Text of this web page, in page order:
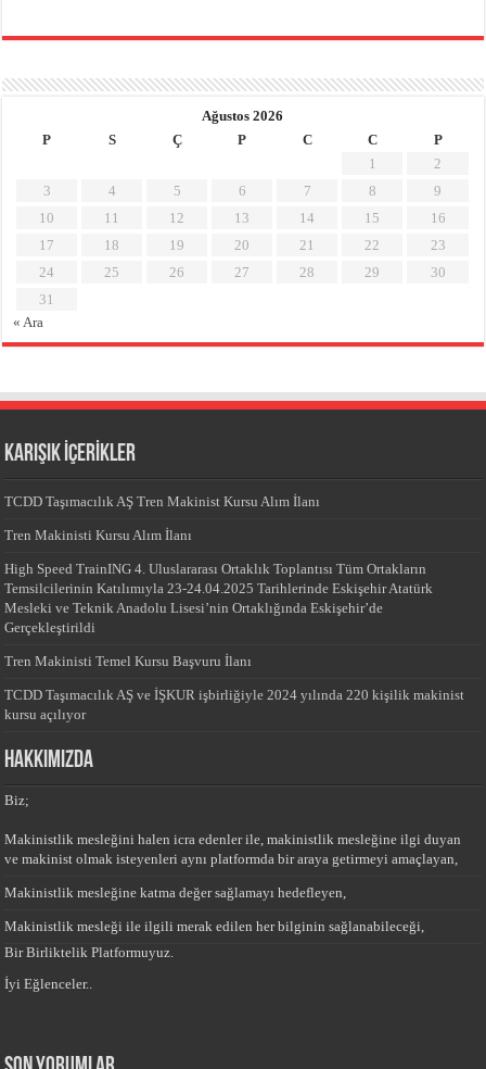
Ağustos 2026
P
S Ç P C C
P
1
2
3
4 5 6 7 8
9
10
11 12 13 14 15
16
17
18 19 20 21 22
23
24
25 26 27 28 29
30
31
« Ara
KARIŞIK İÇERİKLER
TCDD Taşımacılık AŞ Tren Makinist Kursu Alım İlanı
Tren Makinisti Kursu Alım İlanı
High Speed TrainING 4. Uluslararası Ortaklık Toplantısı Tüm Ortakların
Temsilcilerinin Katılımıyla 23-24.04.2025 Tarihlerinde Eskişehir Atatürk
Mesleki ve Teknik Anadolu Lisesi’nin Ortaklığında Eskişehir’de
Gerçekleştirildi
Tren Makinisti Temel Kursu Başvuru İlanı
TCDD Taşımacılık AŞ ve İŞKUR işbirliğiyle 2024 yılında 220 kişilik makinist
kursu açılıyor
HAKKIMIZDA
Biz;
Makinistlik mesleğini halen icra edenler ile, makinistlik mesleğine ilgi duyan
ve makinist olmak isteyenleri aynı platformda bir araya getirmeyi amaçlayan,
Makinistlik mesleğine katma değer sağlamayı hedefleyen,
Makinistlik mesleği ile ilgili merak edilen her bilginin sağlanabileceği,
Bir Birliktelik Platformuyuz.
İyi Eğlenceler..